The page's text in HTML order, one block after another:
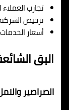
تجارب
ترخيص
أسعار
البق
الصراصير